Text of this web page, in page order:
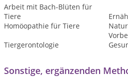
Arbeit mit Bach-Blüten für
Tiere
Homöopathie für Tiere
Tiergerontologie
Sonstige, ergänzenden